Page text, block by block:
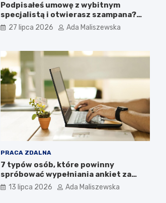
Podpisałeś umowę z wybitnym
specjalistą i otwierasz szampana?
Przedwcześnie.
27 lipca 2026 Ada Maliszewska
PRACA ZDALNA
7 typów osób, które powinny
spróbować wypełniania ankiet za
pieniądze. Czy jesteś wśród nich?
13 lipca 2026 Ada Maliszewska